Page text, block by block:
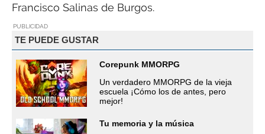
Francisco Salinas de Burgos.
PUBLICIDAD
TE PUEDE GUSTAR
Corepunk MMORPG
Un verdadero MMORPG de la vieja
escuela ¡Cómo los de antes, pero
mejor!
Tu memoria y la música